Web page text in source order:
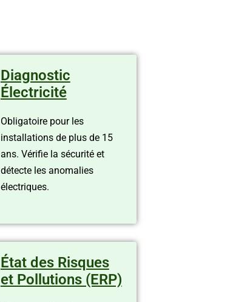
Diagnostic
Électricité
Obligatoire pour les
installations de plus de 15
ans. Vérifie la sécurité et
détecte les anomalies
électriques.
État des Risques
et Pollutions (ERP)